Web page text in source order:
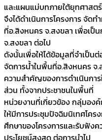
และแผนแม่บทภายใต้ยุทศาสต
จึงได้ดำเนินการโครงการ จัด
ที่อ.สิงหนคร จ.สงขลา เพื่อเ
จ.สงขลา ต่อไป
ดังนั้นเพื่อให้ได้ข้อมูลที่จำเป็น
จัดการน้ำในพื้นที่อ.สิงหนคร จ.
ความสำคัญของการดำเนินกา
ส่วน ทั้งจากประชาชนในพื้นที่
หน่วยงานที่เกี่ยวข้อง กลุ่มอง
ให้มีการประชุมปัจฉิมนิเทศโคร
ศึกษาของโครงการและรับฟังค
ประโยชน์สูงสุด ต่อการนำไป